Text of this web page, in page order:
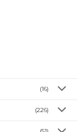
(16)
(226)